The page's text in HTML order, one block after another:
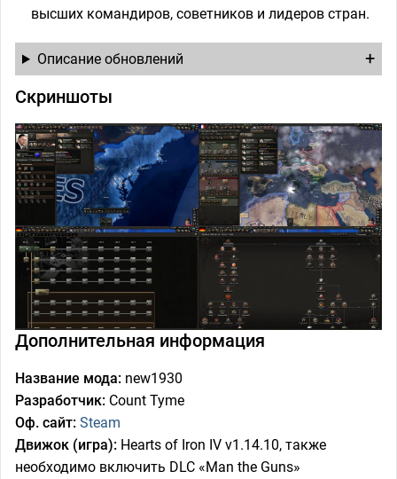
высших командиров, советников и лидеров стран.
Описание обновлений
Скриншоты
Дополнительная информация
Название мода: new1930
Разработчик: Count Tyme
Оф. сайт: Steam
Движок (игра): Hearts of Iron IV v1.14.10, также
необходимо включить DLC «Man the Guns»